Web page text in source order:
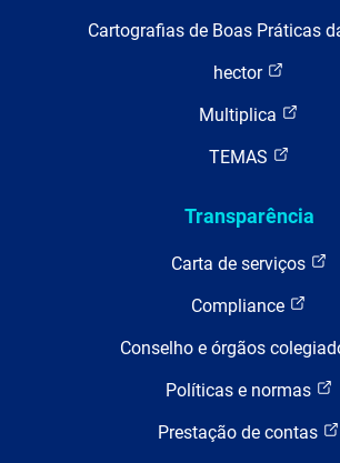
Cartografias de Boas Práticas
hector
Multiplica
TEMAS
Transparência
Carta de serviços
Compliance
Conselho e órgãos
Políticas e normas
Prestação de contas